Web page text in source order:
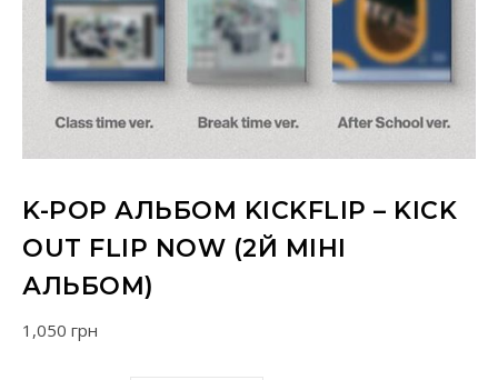
K-POP АЛЬБОМ KICKFLIP – KICK
OUT FLIP NOW (2Й МІНІ
АЛЬБОМ)
1,050 грн